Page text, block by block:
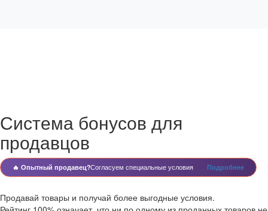
Система бонусов для
продавцов
🔥 Опытный продавец?Согласуем специальные условия Подробнее
Продавай товары и получай более выгодные условия.